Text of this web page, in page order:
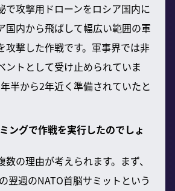
で攻撃用ドローンをロシア国内に
国内から飛ばして幅広い範囲の軍
攻撃した作戦です。軍事界では非
ントとして受け止められていま
半から2年近く準備されていたと
ングで作戦を実行したのでしょ
の理由が考えられます。まず、
翌週のNATO首脳サミットという